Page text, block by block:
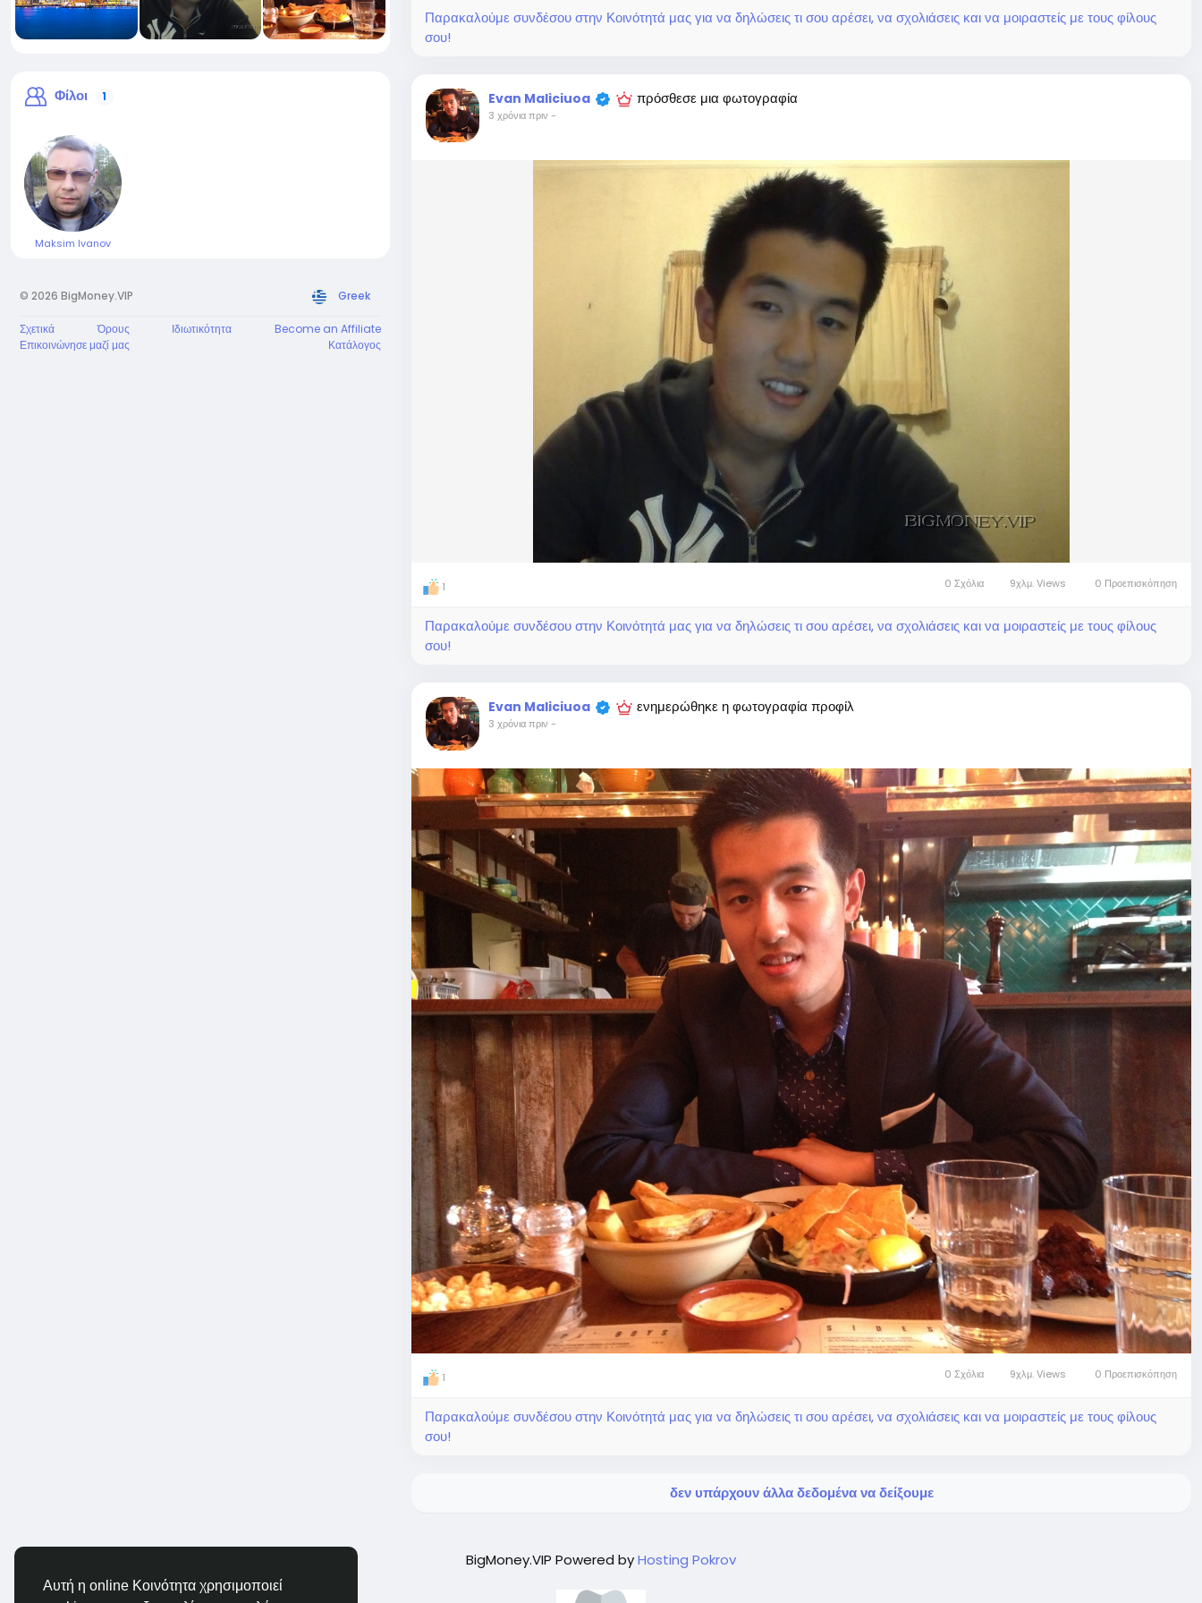
Αυτή η online Κοινότητα χρησιμοποιεί
Φίλοι 1
Maksim Ivanov
© 2026 BigMoney.VIP Greek
Σχετικά Όρους Ιδιωτικότητα
Become an Affiliate
Επικοινώνησε μαζί μας
Κατάλογος
Παρακαλούμε συνδέσου στην Κοινότητά μας για να δηλώσεις τι σου αρέσει, να σχολιάσεις και να μοιραστείς με τους φίλους
σου!
Evan Maliciuoa πρόσθεσε μια φωτογραφία
3 χρόνια πριν -
1 0 Σχόλια 9χλμ. Views 0 Προεπισκόπηση
Παρακαλούμε συνδέσου στην Κοινότητά μας για να δηλώσεις τι σου αρέσει, να σχολιάσεις και να μοιραστείς με τους φίλους
σου!
Evan Maliciuoa ενημερώθηκε η φωτογραφία προφίλ
3 χρόνια πριν -
1 0 Σχόλια 9χλμ. Views 0 Προεπισκόπηση
Παρακαλούμε συνδέσου στην Κοινότητά μας για να δηλώσεις τι σου αρέσει, να σχολιάσεις και να μοιραστείς με τους φίλους
σου!
δεν υπάρχουν άλλα δεδομένα να δείξουμε
BigMoney.VIP Powered byHosting Pokrov